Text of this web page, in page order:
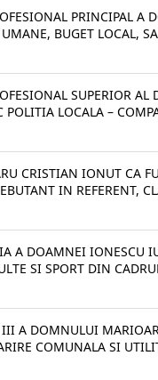
PRINCIPAL A
BUGET LOCAL,
SUPERIOR
LOCALA –
CRISTIAN IONUT CA
IN REFERENT,
A DOAMNEI IONESCU
SI SPORT DIN
A DOMNULUI
COMUNALA SI